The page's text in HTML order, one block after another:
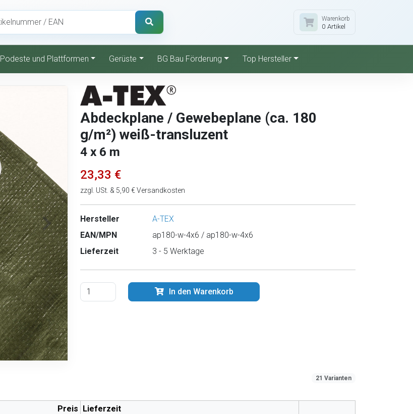
Warenkorb
0 Artikel
Podeste und Plattformen Gerüste BG Bau Förderung Top Hersteller
Abdeckplane / Gewebeplane (ca. 180
g/m²) weiß-transluzent
4 x 6 m
23,33 €
zzgl. USt. & 5,90 € Versandkosten
Hersteller
A-TEX
EAN/MPN
ap180-w-4x6 / ap180-w-4x6
Lieferzeit
3 - 5 Werktage
In den Warenkorb
21 Varianten
Preis Lieferzeit